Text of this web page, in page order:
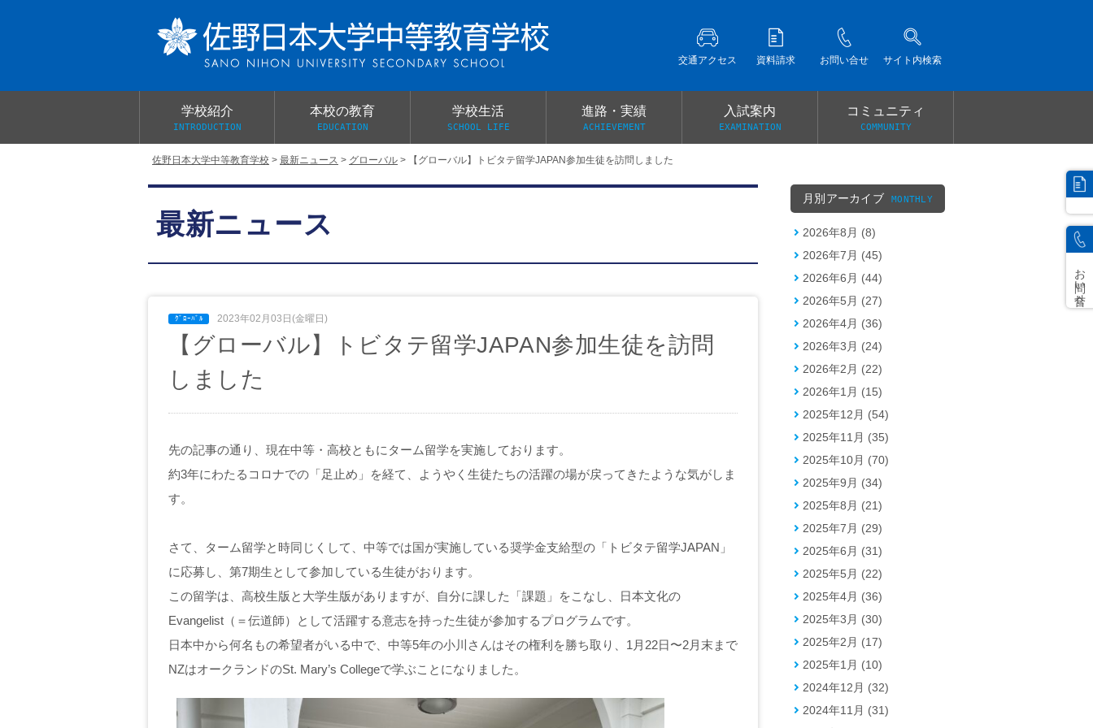
お問い合せ
交通アクセス 資料請求 お問い合せ サイト内検索
佐野日本大学中等教育学校 > 最新ニュース > グローバル > 【グローバル】トビタテ留学JAPAN参加生徒を訪問しました
学校紹介
INTRODUCTION
学校案内パンフレット
本校の教育
EDUCATION
総合的探究（学習）の時間
学校生活
SCHOOL LIFE
制服紹介
進路・実績
ACHIEVEMENT
入試案内
EXAMINATION
コミュニティ
COMMUNITY
桜美会
最新ニュース
2023年02月03日(金曜日)
【グローバル】トビタテ留学JAPAN参加生徒を訪問
しました
先の記事の通り、現在中等・高校ともにターム留学を実施しております。
約3年にわたるコロナでの「足止め」を経て、ようやく生徒たちの活躍の場が戻ってきたような気がしま
す。
さて、ターム留学と時同じくして、中等では国が実施している奨学金支給型の「トビタテ留学JAPAN」
に応募し、第7期生として参加している生徒がおります。
この留学は、高校生版と大学生版がありますが、自分に課した「課題」をこなし、日本文化の
Evangelist（＝伝道師）として活躍する意志を持った生徒が参加するプログラムです。
日本中から何名もの希望者がいる中で、中等5年の小川さんはその権利を勝ち取り、1月22日〜2月末まで
NZはオークランドのSt. Mary’s Collegeで学ぶことになりました。
月別アーカイブ MONTHLY
2026年8月 (8)
2026年7月 (45)
2026年6月 (44)
2026年5月 (27)
2026年4月 (36)
2026年3月 (24)
2026年2月 (22)
2026年1月 (15)
2025年12月 (54)
2025年11月 (35)
2025年10月 (70)
2025年9月 (34)
2025年8月 (21)
2025年7月 (29)
2025年6月 (31)
2025年5月 (22)
2025年4月 (36)
2025年3月 (30)
2025年2月 (17)
2025年1月 (10)
2024年12月 (32)
2024年11月 (31)